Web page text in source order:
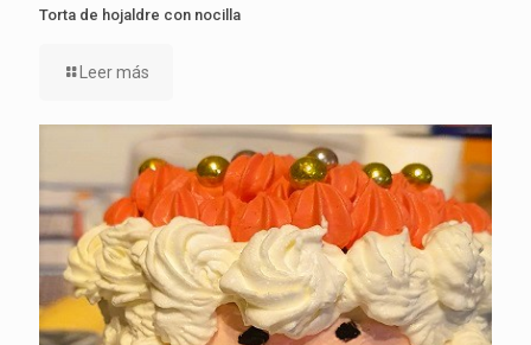
Torta de hojaldre con nocilla
Leer más